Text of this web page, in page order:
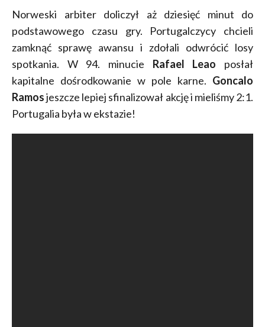
Norweski arbiter doliczył aż dziesięć minut do
podstawowego czasu gry. Portugalczycy chcieli
zamknąć sprawę awansu i zdołali odwrócić losy
spotkania. W 94. minucie Rafael Leao posłał
kapitalne dośrodkowanie w pole karne. Goncalo
Ramosjeszcze lepiej sfinalizował akcję i mieliśmy 2:1.
Portugalia była w ekstazie!